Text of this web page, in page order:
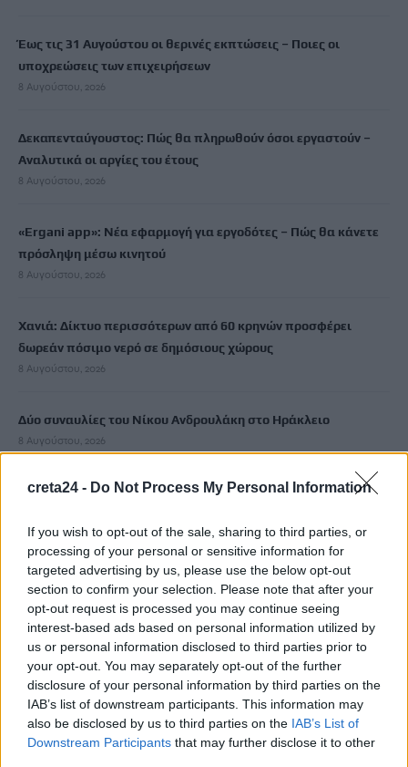
creta24 - Do Not Process My Personal Information
If you wish to opt-out of the sale, sharing to third parties, or
processing of your personal or sensitive information for
targeted advertising by us, please use the below opt-out
section to confirm your selection. Please note that after your
opt-out request is processed you may continue seeing
interest-based ads based on personal information utilized by
us or personal information disclosed to third parties prior to
your opt-out. You may separately opt-out of the further
disclosure of your personal information by third parties on the
IAB’s list of downstream participants. This information may
also be disclosed by us to third parties on the IAB’s List of
Downstream Participants that may further disclose it to other
Έως τις 31 Αυγούστου οι θερινές εκπτώσεις – Ποιες οι
υποχρεώσεις των επιχειρήσεων
8 Αυγούστου, 2026
Δεκαπενταύγουστος: Πώς θα πληρωθούν όσοι εργαστούν –
Αναλυτικά οι αργίες του έτους
8 Αυγούστου, 2026
«Ergani app»: Νέα εφαρμογή για εργοδότες – Πώς θα κάνετε
πρόσληψη μέσω κινητού
8 Αυγούστου, 2026
Χανιά: Δίκτυο περισσότερων από 60 κρηνών προσφέρει
δωρεάν πόσιμο νερό σε δημόσιους χώρους
8 Αυγούστου, 2026
Δύο συναυλίες του Νίκου Ανδρουλάκη στο Ηράκλειο
8 Αυγούστου, 2026
“Έρθεις δεν έρθεις…θα σ”αγκαλιάζω”: Συναυλία αγάπης στις
8 Αυγούστου, 2026
Από την Παρασκευή 11 Σεπτεμβρίου το καθιερωμένο παζάρι
από τον «Σύνδεσμο Μελών Γυναικείων Σωματείων Ηρακλείου
και Ν. Ηρακλείου»
8 Αυγούστου, 2026
Τουρισμός για Ολους 2026-2027: Τα SOS για να «κλειδώσετε»
το voucher διακοπών
8 Αυγούστου, 2026